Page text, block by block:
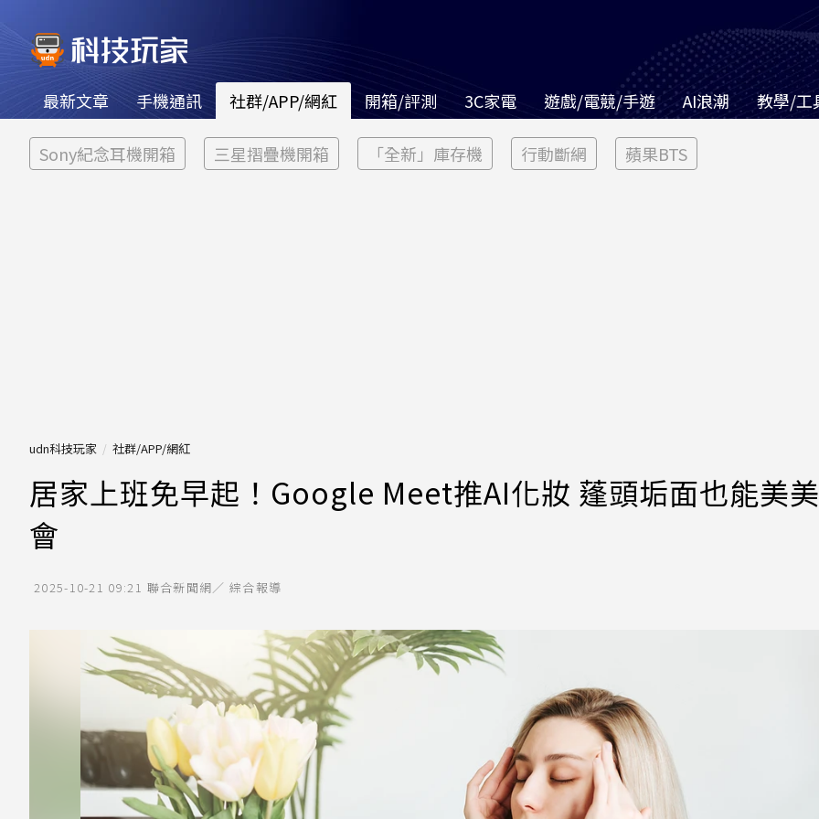
最新文章 手機通訊 社群/APP/網紅 開箱/評測 3C家電 遊戲/電競/手遊 AI浪潮 教學/工
Sony紀念耳機開箱 三星摺疊機開箱 「全新」庫存機 行動斷網 蘋果BTS
udn科技玩家 社群/APP/網紅
居家上班免早起！Google Meet推AI化妝 蓬頭垢面也能美
會
2025-10-21 09:21 聯合新聞網／ 綜合報導